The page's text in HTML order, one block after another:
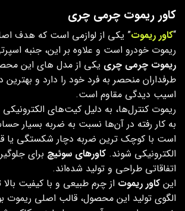
کاور ریموت چرمی چری
“کاور ریموت” یکی از لوازمی است که هدف
ریموت خودرو است و علاوه بر این، جنبه
ریموت چرمی چری یکی از مدل های این
طرفداران منحصر به فرد خود را دارد و بهترین
اسیب دیدگی مقاوم است.
ریموت کنترل‌ها، به دلیل کیت‌های
به کار رفته در آن‌ها نسبت به ضربه بسیار
است با کوچک‌ ترین ضربه دچار شکستگی یا
الکترونیکی شوند. کاورهای سوئیچ برای
اتفاقاتی طراحی و تولید شده‌اند.
این کاور ریموت از چرم طبیعی و با کیفیت
الگوی تولید این محصول، قالب اصلی ریموت